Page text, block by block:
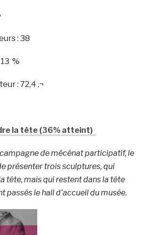
: 38
13 %
: 72,4 ‚¬
la tête (36% atteint)
de mécénat participatif, le
présenter trois sculptures, qui
tête, mais qui restent dans la tête
passés le hall d’accueil du musée.